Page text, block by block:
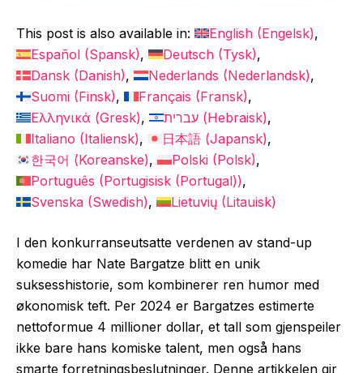
This post is also available in: English (Engelsk)
Español (Spansk) Deutsch (Tysk)
Dansk (Danish) Nederlands (Nederlandsk)
Suomi (Finsk) Français (Fransk)
Ελληνικά (Gresk) עברית (Hebraisk)
Italiano (Italiensk) 日本語 (Japansk)
한국어 (Koreanske) Polski (Polsk)
Português (Portugisisk (Portugal))
Svenska (Swedish) Lietuvių (Litauisk)
I den konkurranseutsatte verdenen av stand-up
komedie har Nate Bargatze blitt en unik
suksesshistorie, som kombinerer ren humor med
økonomisk teft. Per 2024 er Bargatzes estimerte
nettoformue 4 millioner dollar, et tall som gjenspeiler
ikke bare hans komiske talent, men også hans
smarte forretningsbeslutninger. Denne artikkelen gir